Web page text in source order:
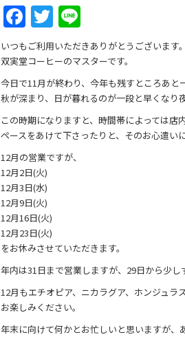
F
a
c
e
b
o
o
k
T
w
itt
er
Li
n
e
いつもご利用いただきありがとうございます。
双実堂コーヒーのマスターです。
今日で11月が終わり、今年も残すところあと
秋が深まり、日が暮れるのが一段と早くなり
この時期になりますと、時間帯によっては
ペースをあけて下さったりと、そのお心遣い
12月の営業ですが、
12月2日(火)
12月3日(水)
12月9日(火)
12月16日(火)
12月23日(火)
をお休みさせていただきます。
年内は31日まで営業しますが、29日から少し
12月もエチオピア、ニカラグア、ホンジュ
お楽しみください。
年末に向けて何かとお忙しいと思いますが、